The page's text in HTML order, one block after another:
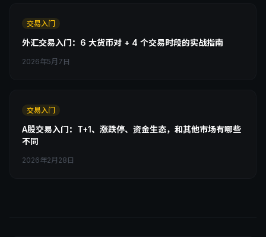
交易入门
外汇交易入门：6 大货币对 + 4 个交易时段的实战指南
2026年5月7日
交易入门
A股交易入门：T+1、涨跌停、资金生态，和其他市场有哪些
不同
2026年2月28日